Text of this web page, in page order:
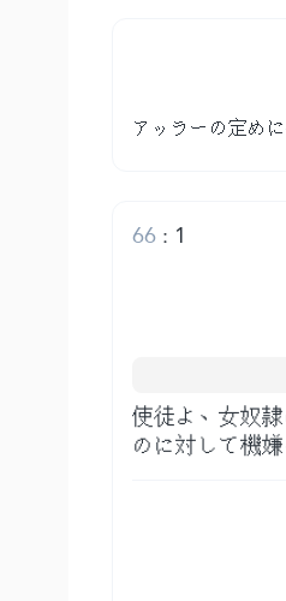
アッラーの定め
1
:
66
使徒よ、女奴
のに対して機